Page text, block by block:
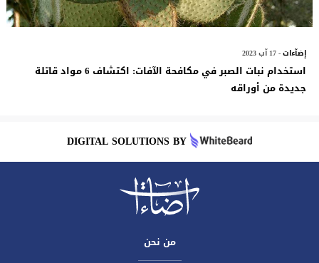
إضآءات- 17 آب 2023
استخدام نبات الصبر في مكافحة الآفات: اكتشاف 6 مواد قاتلة
جديدة من أوراقه
DIGITAL SOLUTIONS BY
من نحن